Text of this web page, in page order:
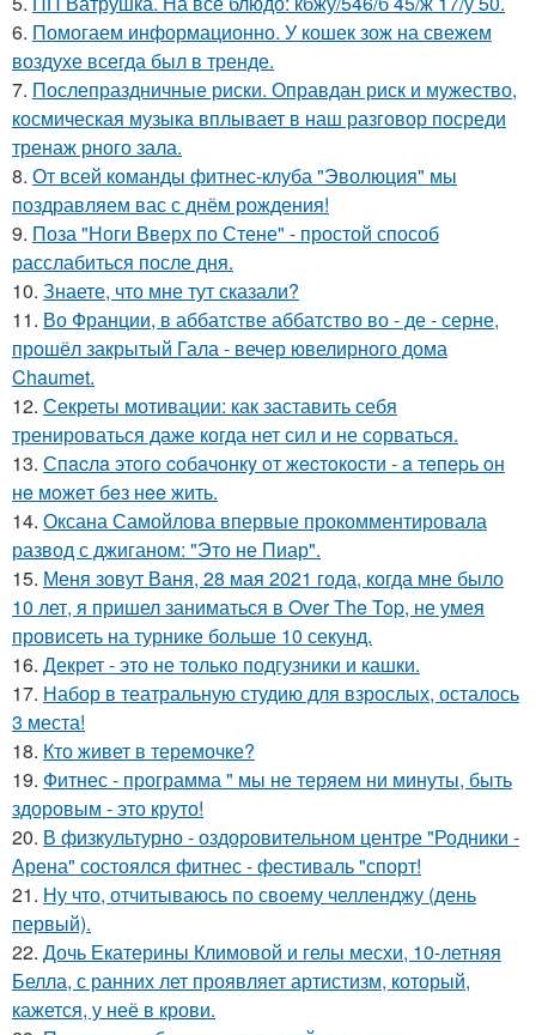
6. Помогаем информационно. У кошек зож на свежем
воздухе всегда был в тренде.
7. Послепраздничные риски. Оправдан риск и мужество,
космическая музыка вплывает в наш разговор посреди
тренаж рного зала.
8. От всей команды фитнес-клуба "Эволюция" мы
поздравляем вас с днём рождения!
9. Поза "Ноги Вверх по Стене" - простой способ
расслабиться после дня.
10. Знаете, что мне тут сказали?
11. Во Франции, в аббатстве аббатство во - де - серне,
прошёл закрытый Гала - вечер ювелирного дома
Chaumet.
12. Секреты мотивации: как заставить себя
тренироваться даже когда нет сил и не сорваться.
13. Спacлa этoгo coбaчoнкy oт жecтoкocти - a тeпepь oн
нe мoжeт бeз нee жить.
14. Оксана Самойлова впервые прокомментировала
развод с джиганом: "Это не Пиар".
15. Меня зовут Ваня, 28 мая 2021 года, когда мне было
10 лет, я пришел заниматься в Over The Top, не умея
провисеть на турнике больше 10 секунд.
16. Декрет - это не только подгузники и кашки.
17. Набор в театральную студию для взрослых, осталось
3 места!
18. Кто живет в теремочке?
19. Фитнес - программа " мы не теряем ни минуты, быть
здоровым - это круто!
20. В физкультурно - оздоровительном центре "Родники -
Арена" состоялся фитнес - фестиваль "спорт!
21. Ну что, отчитываюсь по своему челленджу (день
первый).
22. Дочь Екатерины Климовой и гелы месхи, 10-летняя
Белла, с ранних лет проявляет артистизм, который,
кажется, у неё в крови.